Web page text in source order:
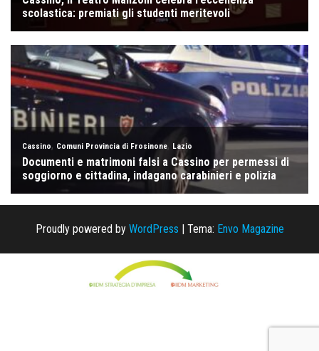
Proudly powered by WordPress | Tema: Envo Magazine